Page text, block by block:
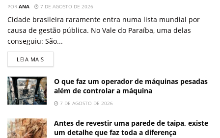
POR ANA 7 DE AGOSTO DE 2026
Cidade brasileira raramente entra numa lista mundial por
causa de gestão pública. No Vale do Paraíba, uma delas
conseguiu: São...
LEIA MAIS
O que faz um operador de máquinas pesadas
além de controlar a máquina
7 DE AGOSTO DE 2026
Antes de revestir uma parede de taipa, existe
um detalhe que faz toda a diferença